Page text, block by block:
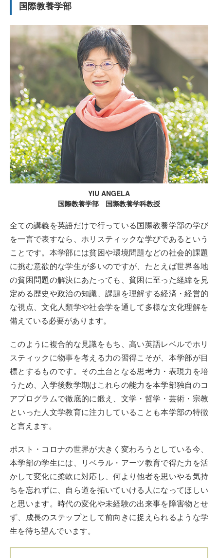
国際教養学部
YIU ANGELA
国際教養学部 国際教養学科教授
全ての講義を英語だけで行っている国際教養学部の学び
を一言で表すなら、ホリスティックな学びであるという
ことです。本学部には貧困や環境問題などの社会的課題
に挑む意欲的な学生が多いのですが、たとえば世界各地
の貧困問題の解決にあたっても、貧困に至った経緯を見
定める歴史や政治の知識、課題を理解する経済・経営的
な視点、文化人類学や社会学を通して多様な文化理解を
備えている必要があります。
このように複合的な見識をもち、高い英語レベルでホリ
スティックに物事を考える力の習得こそが、本学部が目
標とするものです。その土台となる思考力・表現力を培
うため、入学後数学期はこれらの能力を本学部独自のコ
アプログラムで徹底的に鍛え、文学・哲学・芸術・宗教
といった人文学教育に注力していることも本学部の特徴
と言えます。
ポスト・コロナの世界が大きく変わろうとしている今、
本学部の学生には、リベラル・アーツ教育で得た力を活
かして変化に柔軟に対応し、何より他者を思いやる気持
ちを忘れずに、自ら道を拓いていける人になってほしい
と思います。時代の変化や未経験の出来事を障害物とせ
ず、成長のステップとして前向きに捉えられるような学
生を待ち望んでいます。